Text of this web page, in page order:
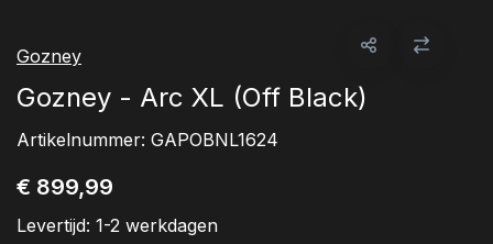
Gozney
Gozney - Arc XL (Off Black)
Artikelnummer: GAPOBNL1624
€ 899,99
Levertijd: 1-2 werkdagen